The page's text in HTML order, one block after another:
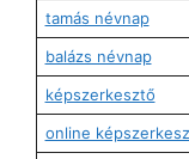
tamás névnap
balázs névnap
képszerkesztő
online